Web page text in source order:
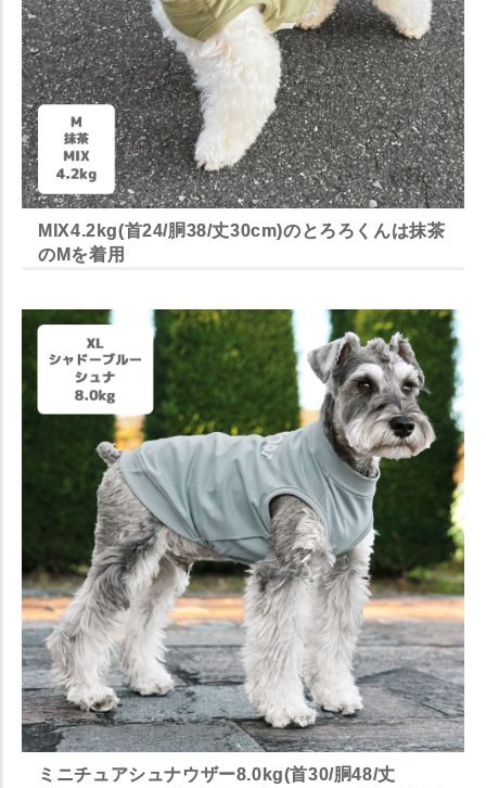
MIX4.2kg(首24/胴38/丈30cm)のとろろくんは抹茶
のMを着用
ミニチュアシュナウザー8.0kg(首30/胴48/丈